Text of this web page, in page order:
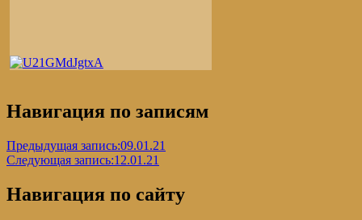
Навигация по записям
Предыдущая запись:09.01.21
Следующая запись:12.01.21
Навигация по сайту